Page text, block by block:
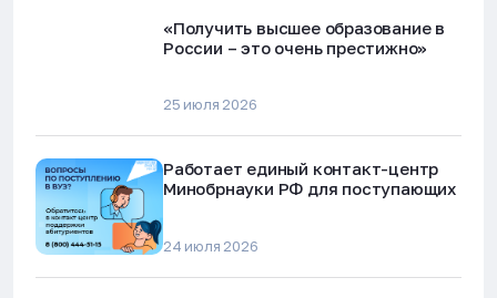
«Получить высшее образование в
России – это очень престижно»
25 июля 2026
Работает единый контакт-центр
Минобрнауки РФ для поступающих
24 июля 2026